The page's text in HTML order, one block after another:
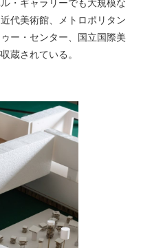
・ギャラリーでも大規模な
代美術館、メトロポリタン
ー・センター、国立国際美
蔵されている。